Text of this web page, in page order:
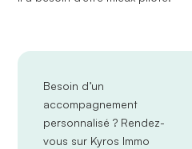
Besoin d’un
accompagnement
personnalisé ? Rendez-
vous sur Kyros Immo